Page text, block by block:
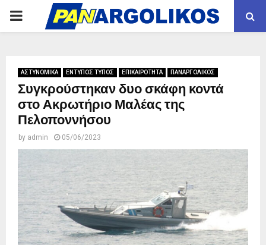
PRIMARY
ΑΣΤΥΝΟΜΙΚΑ ΕΝΤΥΠΟΣ ΤΥΠΟΣ ΕΠΙΚΑΙΡΟΤΗΤΑ ΠΑΝΑΡΓΟΛΙΚΟΣ
Συγκρούστηκαν δυο σκάφη κοντά
στο Ακρωτήριο Μαλέας της
Πελοποννήσου
by admin 05/06/2023